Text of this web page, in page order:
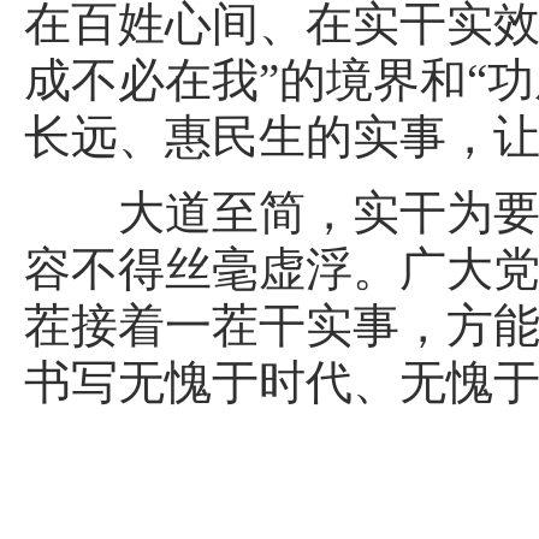
在百姓心间、在实干实
成不必在我”的境界和“
长远、惠民生的实事，
大道至简，实干为要
容不得丝毫虚浮。广大
茬接着一茬干实事，方
书写无愧于时代、无愧